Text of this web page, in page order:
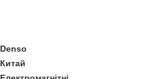
Denso
Китай